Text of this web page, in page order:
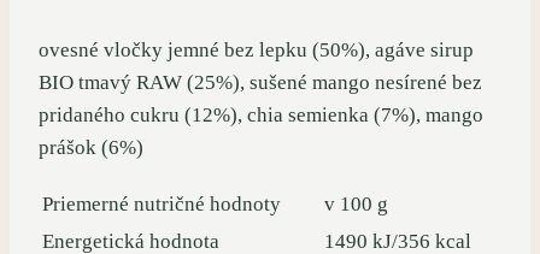
ovesné vločky jemné bez lepku (50%), agáve sirup
BIO tmavý RAW (25%), sušené mango nesírené bez
pridaného cukru (12%), chia semienka (7%), mango
prášok (6%)
Priemerné nutričné hodnoty
v 100 g
Energetická hodnota
1490 kJ/356 kcal